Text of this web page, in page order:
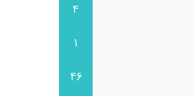
4
1
46